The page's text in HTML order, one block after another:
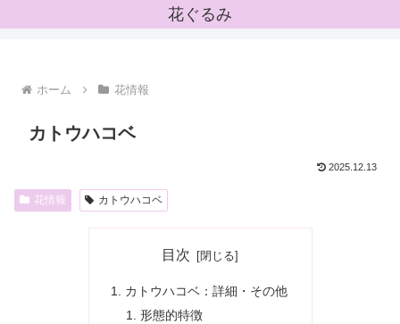
花ぐるみ
ホーム 花情報
カトウハコベ
2025.12.13
花情報 カトウハコベ
目次
カトウハコベ：詳細・その他
形態的特徴